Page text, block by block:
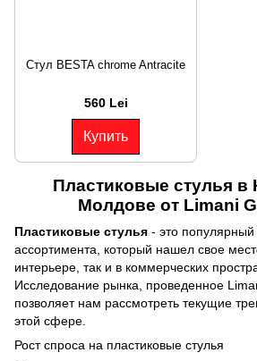
Стул BESTA chrome Antracite
560 Lei
Купить
Пластиковые стулья в
Молдове от Limani
Пластиковые стулья - это
ассортимента, который нашел свое
интерьере, так и в коммерческих
Исследование рынка, проведенное
позволяет нам рассмотреть текущие
этой сфере.
Рост спроса на пластиковые стулья